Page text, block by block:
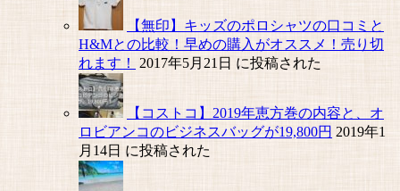
【無印】キッズのポロシャツの口コミと
H&Mとの比較！早めの購入がオススメ！売り切
れます！
2017年5月21日 に投稿された
【コストコ】2019年恵方巻の内容と、オ
ロビアンコのビジネスバッグが19,800円 2019年1
月14日 に投稿された